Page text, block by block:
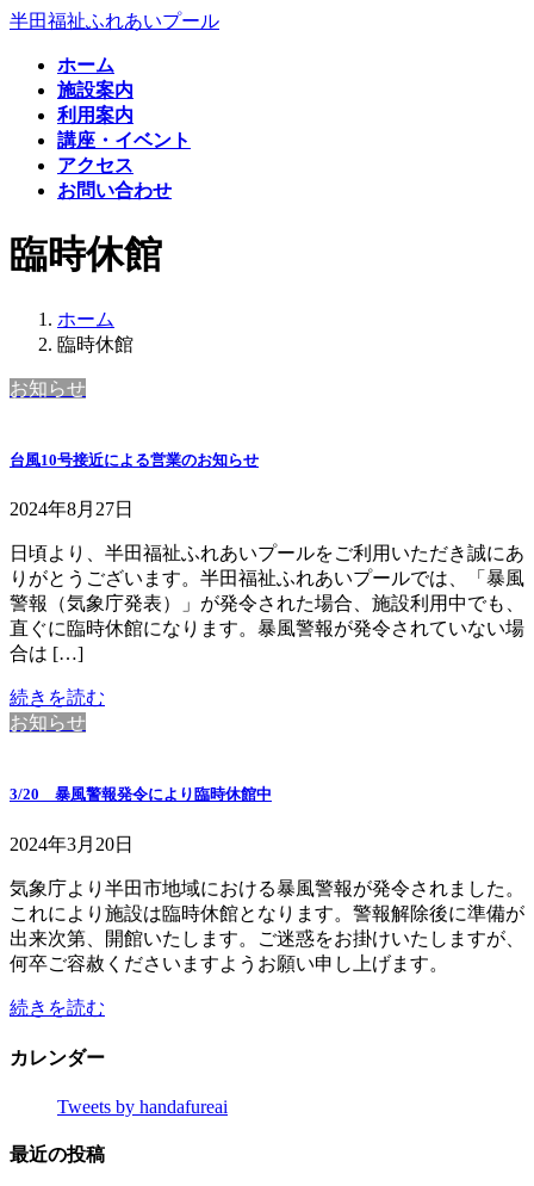
コ
プ
ナ
動
半田福祉ふれあいプール
ホーム
施設案内
利用案内
講座・イベント
アクセス
お問い合わせ
臨時休館
ホーム
臨時休館
お知らせ
台風10号接近による営業のお知らせ
2024年8月27日
日頃より、半田福祉ふれあいプールをご利用いただき誠にあ
りがとうございます。半田福祉ふれあいプールでは、「暴風
警報（気象庁発表）」が発令された場合、施設利用中でも、
直ぐに臨時休館になります。暴風警報が発令されていない場
合は […]
続きを読む
お知らせ
3/20 暴風警報発令により臨時休館中
2024年3月20日
気象庁より半田市地域における暴風警報が発令されました。
これにより施設は臨時休館となります。警報解除後に準備が
出来次第、開館いたします。ご迷惑をお掛けいたしますが、
何卒ご容赦くださいますようお願い申し上げます。
続きを読む
カレンダー
Tweets by handafureai
最近の投稿